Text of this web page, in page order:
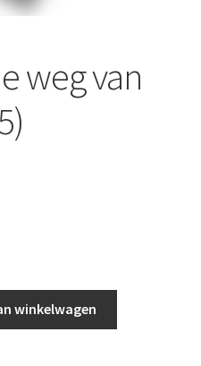
weg van
winkelwagen